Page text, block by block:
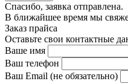
Спасибо, заявка отправлена.
В ближайшее время мы
Заказ прайса
Оставьте свои контактные
Ваше имя
Ваш телефон
Ваш Email (не обязательно)